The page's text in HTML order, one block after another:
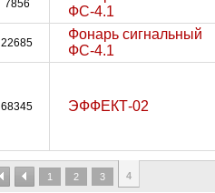
7856
ФС-4.1
22685
Фонарь сигнальный
ФС-4.1
68345 ЭФФЕКТ-02
1 2 3 4